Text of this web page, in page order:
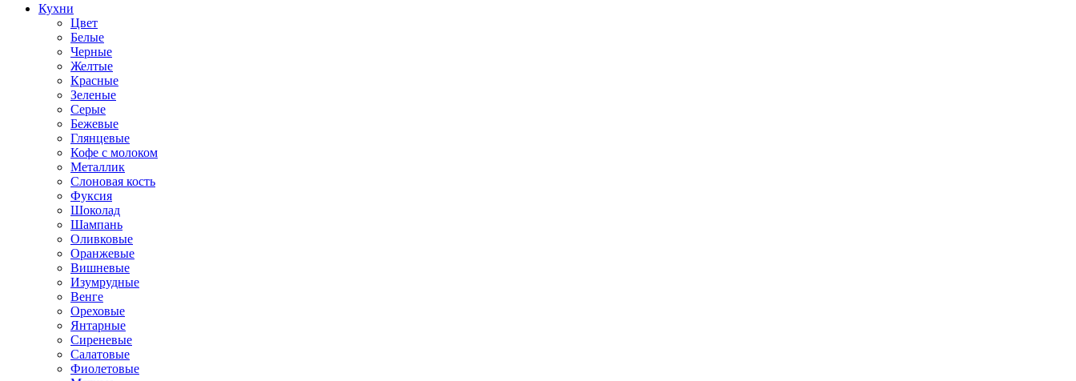
Кухни
Цвет
Белые
Черные
Желтые
Красные
Зеленые
Серые
Бежевые
Глянцевые
Кофе с молоком
Металлик
Слоновая кость
Фуксия
Шоколад
Шампань
Оливковые
Оранжевые
Вишневые
Изумрудные
Венге
Ореховые
Янтарные
Сиреневые
Салатовые
Фиолетовые